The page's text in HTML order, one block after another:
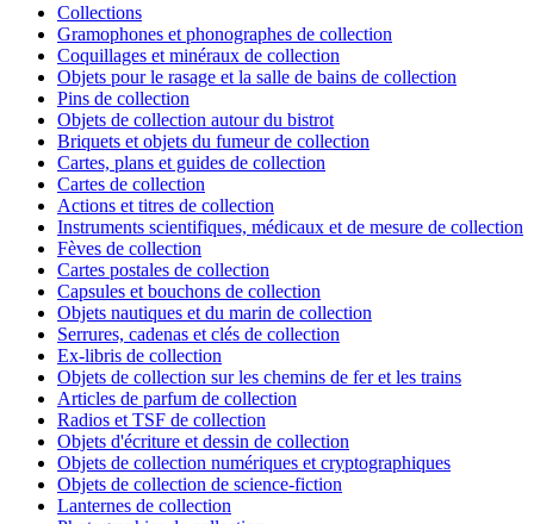
Collections
Gramophones et phonographes de collection
Coquillages et minéraux de collection
Objets pour le rasage et la salle de bains de collection
Pins de collection
Objets de collection autour du bistrot
Briquets et objets du fumeur de collection
Cartes, plans et guides de collection
Cartes de collection
Actions et titres de collection
Instruments scientifiques, médicaux et de mesure de collection
Fèves de collection
Cartes postales de collection
Capsules et bouchons de collection
Objets nautiques et du marin de collection
Serrures, cadenas et clés de collection
Ex-libris de collection
Objets de collection sur les chemins de fer et les trains
Articles de parfum de collection
Radios et TSF de collection
Objets d'écriture et dessin de collection
Objets de collection numériques et cryptographiques
Objets de collection de science-fiction
Lanternes de collection